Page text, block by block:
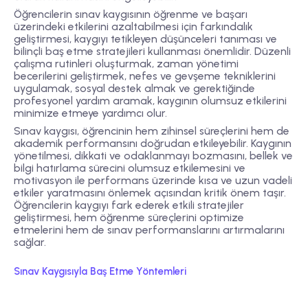
Öğrencilerin sınav kaygısının öğrenme ve başarı
üzerindeki etkilerini azaltabilmesi için farkındalık
geliştirmesi, kaygıyı tetikleyen düşünceleri tanıması ve
bilinçli baş etme stratejileri kullanması önemlidir. Düzenli
çalışma rutinleri oluşturmak, zaman yönetimi
becerilerini geliştirmek, nefes ve gevşeme tekniklerini
uygulamak, sosyal destek almak ve gerektiğinde
profesyonel yardım aramak, kaygının olumsuz etkilerini
minimize etmeye yardımcı olur.
Sınav kaygısı, öğrencinin hem zihinsel süreçlerini hem de
akademik performansını doğrudan etkileyebilir. Kaygının
yönetilmesi, dikkati ve odaklanmayı bozmasını, bellek ve
bilgi hatırlama sürecini olumsuz etkilemesini ve
motivasyon ile performans üzerinde kısa ve uzun vadeli
etkiler yaratmasını önlemek açısından kritik önem taşır.
Öğrencilerin kaygıyı fark ederek etkili stratejiler
geliştirmesi, hem öğrenme süreçlerini optimize
etmelerini hem de sınav performanslarını artırmalarını
sağlar.
Sınav Kaygısıyla Baş Etme Yöntemleri